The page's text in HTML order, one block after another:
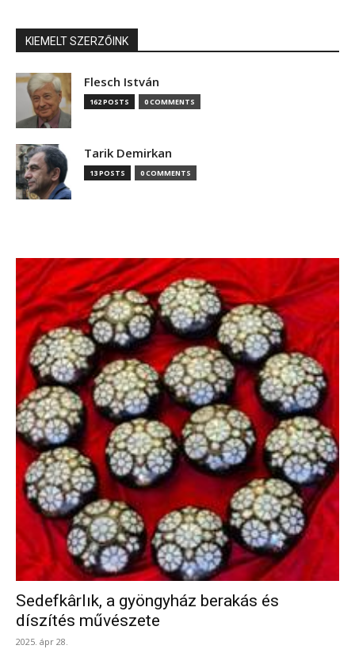
KIEMELT SZERZŐINK
Flesch István
162 POSTS 0 COMMENTS
Tarik Demirkan
13 POSTS 0 COMMENTS
Sedefkârlık, a gyöngyház berakás és
díszítés művészete
2025. ápr 28.